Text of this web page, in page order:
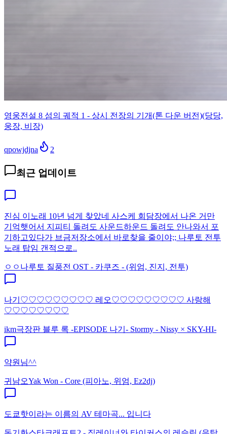
영웅전설 8 섬의 궤적 1 - 상시 전장의 기개(톤 다운 버전)(당당,
웅장, 비장)
qpowjdjna 2
최근 업데이트
진심 이노래 10년 넘게 찾았네 사스케 회담장에서 나온 거만
기억햇어서 지피티 돌려도 사운드하운드 돌려도 안나와서 포
기하고있다가 브금저장소에서 바로찾을 줄이야;; 나루토 전투
노래 탑임 갠적으로..
ㅇㅇ 나루토 질풍전 OST - 카쿠즈 - (위엄, 진지, 전투)
나기♡♡♡♡♡♡♡♡♡ 레오♡♡♡♡♡♡♡♡♡ 사랑해
♡♡♡♡♡♡♡♡
ikm극장판 블루 록 -EPISODE 나기- Stormy - Nissy × SKY-HI-
약원님^^
귀남오Yak Won - Core (피아노, 위엄, Ez2dj)
도쿄핫이라는 이름의 AV 테마곡... 입니다